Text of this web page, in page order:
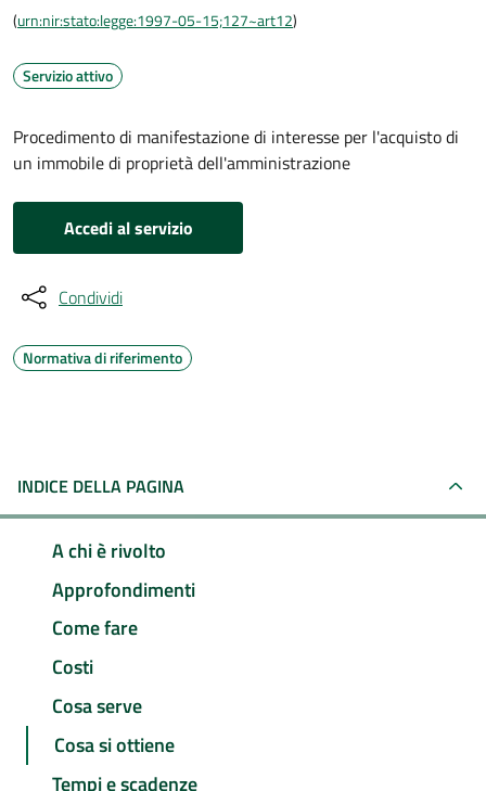
(urn:nir:stato:legge:1997-05-15;127~art12)
Servizio attivo
Procedimento di manifestazione di interesse per l'acquisto di
un immobile di proprietà dell'amministrazione
Accedi al servizio
Condividi
Normativa di riferimento
INDICE DELLA PAGINA
A chi è rivolto
Approfondimenti
Come fare
Costi
Cosa serve
Cosa si ottiene
Tempi e scadenze